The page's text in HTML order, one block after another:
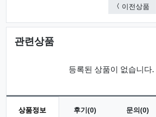
이전상품
관련상품
등록된 상품이 없습니다.
상품정보 후기(0) 문의(0)